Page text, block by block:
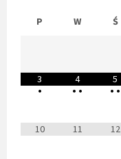
P W Ś
3
•
4
• •
5
• •
10 11 12